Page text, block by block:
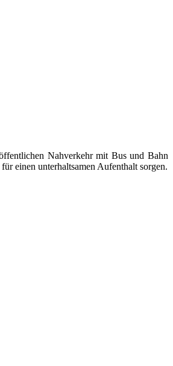
Nahverkehr mit Bus und Bahn
einen unterhaltsamen Aufenthalt sorgen.